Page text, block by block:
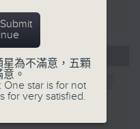
建議
資騙案 警
為不滿意，五顆
。
One star is for not
for very satisfied.